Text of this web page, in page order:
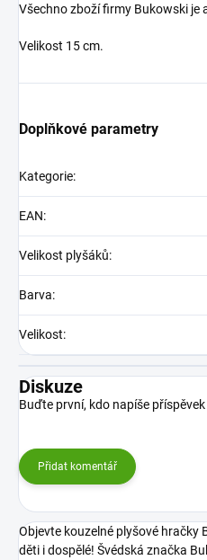
Všechno zboží firmy Bukowski je
Velikost 15 cm.
Doplňkové parametry
Kategorie:
EAN:
Velikost plyšáků:
Barva:
Velikost:
Diskuze
Buďte první, kdo napíše
Přidat komentář
Objevte kouzelné plyšové hračky
děti i dospělé! Švédská značka